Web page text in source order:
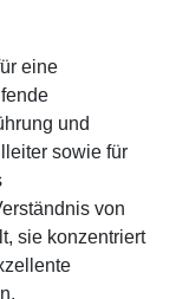
eine
und
sowie für
von
sie konzentriert